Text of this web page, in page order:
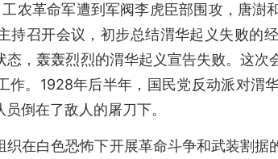
农革命军遭到军阀李虎臣部围攻，唐澍
持召开会议，初步总结渭华起义失败的
，轰轰烈烈的渭华起义宣告失败。这次
作。1928年后半年，国民党反动派对渭
倒在了敌人的屠刀下。
在白色恐怖下开展革命斗争和武装割